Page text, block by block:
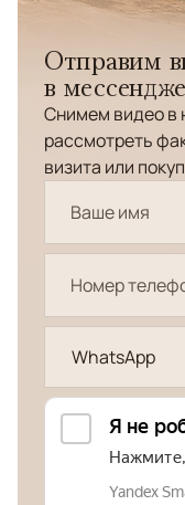
Отправим
в
Снимем видео в
рассмотреть
визита или
WhatsApp